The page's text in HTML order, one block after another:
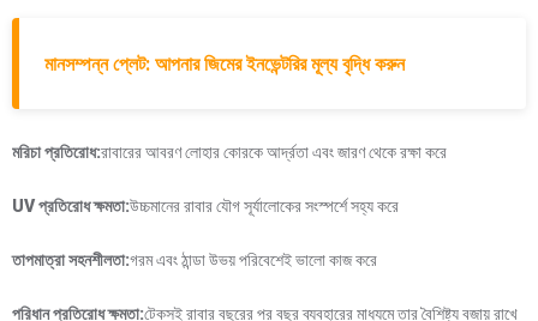
মানসম্পন্ন প্লেট: আপনার জিমের ইনভেন্টরির মূল্য বৃদ্ধি করুন
মরিচা প্রতিরোধ:রাবারের আবরণ লোহার কোরকে আর্দ্রতা এবং জারণ থেকে রক্ষা করে
UV প্রতিরোধ ক্ষমতা:উচ্চমানের রাবার যৌগ সূর্যালোকের সংস্পর্শে সহ্য করে
তাপমাত্রা সহনশীলতা:গরম এবং ঠান্ডা উভয় পরিবেশেই ভালো কাজ করে
পরিধান প্রতিরোধ ক্ষমতা:টেকসই রাবার বছরের পর বছর ব্যবহারের মাধ্যমে তার বৈশিষ্ট্য বজায় রাখে